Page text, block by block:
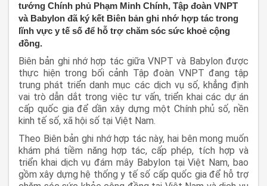
tướng Chính phủ Phạm Minh Chính, Tập đoàn VNPT
và Babylon đã ký kết Biên bản ghi nhớ hợp tác trong
lĩnh vực y tế số để hỗ trợ chăm sóc sức khoẻ cộng
đồng.
Biên bản ghi nhớ hợp tác giữa VNPT và Babylon được
thực hiện trong bối cảnh Tập đoàn VNPT đang tập
trung phát triển danh mục các dịch vụ số, khẳng định
vai trò dẫn dắt trong việc tư vấn, triển khai các dự án
cấp quốc gia để dần xây dựng một Chính phủ số, nền
kinh tế số, xã hội số tại Việt Nam.
Theo Biên bản ghi nhớ hợp tác này, hai bên mong muốn
khám phá tiềm năng hợp tác, cấp phép, tích hợp và
triển khai dịch vụ đám mây Babylon tại Việt Nam, bao
gồm xây dựng hệ thống y tế số cấp quốc gia để hỗ trợ